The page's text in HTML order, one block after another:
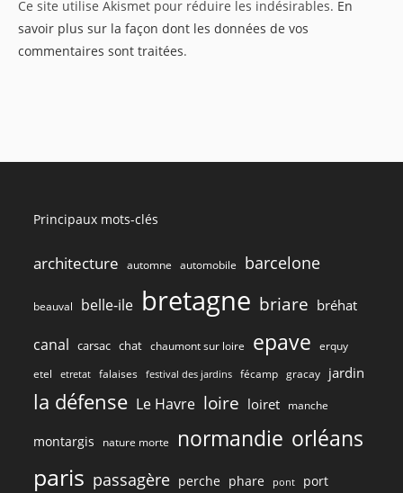
(facultatif)
Ce site utilise Akismet pour réduire les indésirables. En
savoir plus sur la façon dont les données de vos
commentaires sont traitées.
Principaux mots-clés
architecture automne automobile barcelone
beauval belle-ile bretagne briare bréhat
canal carsac chat chaumont sur loire epave erquy
etel etretat falaises festival des jardins fécamp gracay jardin
la défense Le Havre loire loiret manche
montargis nature morte normandie orléans
paris passagère perche phare pont port